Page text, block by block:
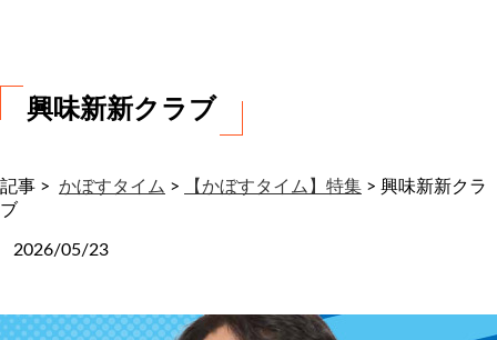
興味新新クラブ
記事 > かぼすタイム > 【かぼすタイム】特集 > 興味新新クラ
ブ
2026/05/23